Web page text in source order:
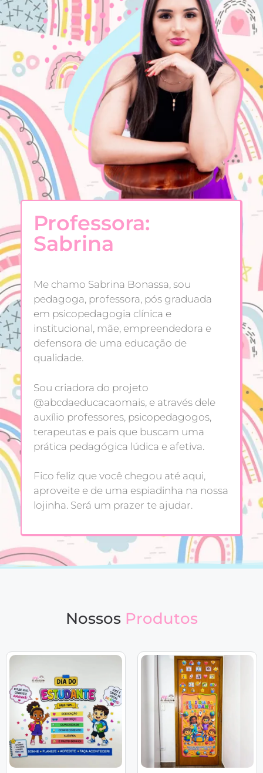
Professora:
Sabrina
Me chamo Sabrina Bonassa, sou
pedagoga, professora, pós graduada
em psicopedagogia clínica e
institucional, mãe, empreendedora e
defensora de uma educação de
qualidade.
Sou criadora do projeto
@abcdaeducacaomais, e através dele
auxílio professores, psicopedagogos,
terapeutas e pais que buscam uma
prática pedagógica lúdica e afetiva.
Fico feliz que você chegou até aqui,
aproveite e de uma espiadinha na nossa
lojinha. Será um prazer te ajudar.
Nossos Produtos